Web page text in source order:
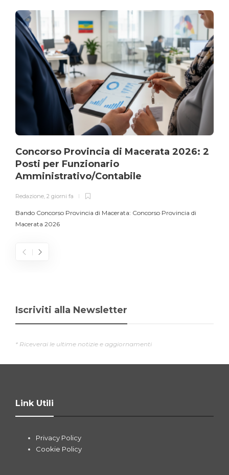
Concorso Provincia di Macerata 2026: 2
Posti per Funzionario
Amministrativo/Contabile
Redazione, 2 giorni fa
Bando Concorso Provincia di Macerata: Concorso Provincia di
Macerata 2026
Iscriviti alla Newsletter
* Riceverai le ultime notizie e aggiornamenti
Link Utili
Privacy Policy
Cookie Policy